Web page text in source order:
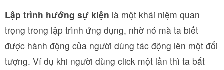
Lập trình hướng sự kiện là một khái niệm quan
trọng trong lập trình ứng dụng, nhờ nó mà ta biết
được hành động của người dùng tác động lên một đối
tượng. Ví dụ khi người dùng click một lần thì ta bắt